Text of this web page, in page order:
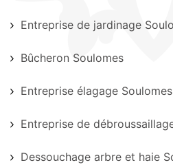
Entreprise de jardinage
Bûcheron Soulomes
Entreprise élagage Soulomes
Entreprise de
Dessouchage arbre et haie